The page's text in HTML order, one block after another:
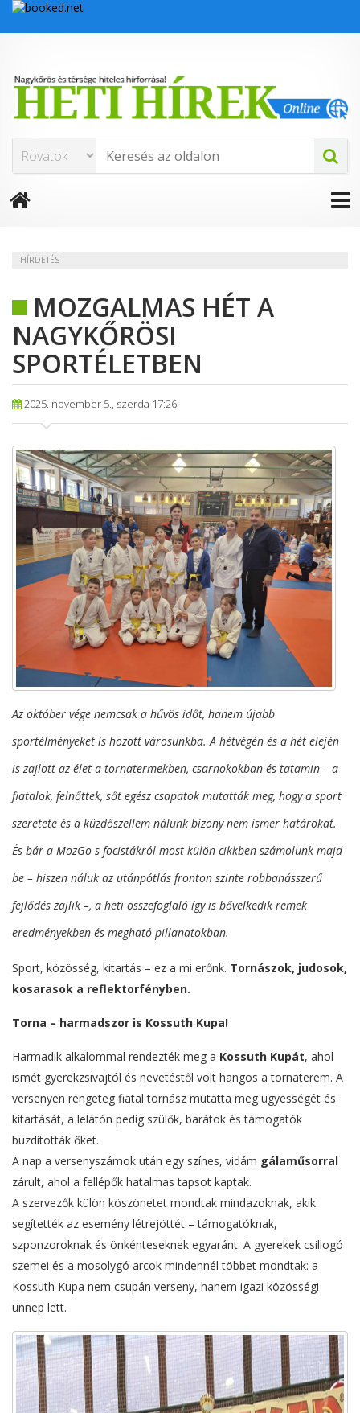
HÍRDETÉS
MOZGALMAS HÉT A
NAGYKŐRÖSI
SPORTÉLETBEN
2025. november 5., szerda 17:26
Az október vége nemcsak a hűvös időt, hanem újabb
sportélményeket is hozott városunkba. A hétvégén és a hét elején
is zajlott az élet a tornatermekben, csarnokokban és tatamin – a
fiatalok, felnőttek, sőt egész csapatok mutatták meg, hogy a sport
szeretete és a küzdőszellem nálunk bizony nem ismer határokat.
És bár a MozGo-s focistákról most külön cikkben számolunk majd
be – hiszen náluk az utánpótlás fronton szinte robbanásszerű
fejlődés zajlik –, a heti összefoglaló így is bővelkedik remek
eredményekben és megható pillanatokban.
Sport, közösség, kitartás – ez a mi erőnk. Tornászok, judosok,
kosarasok a reflektorfényben.
Torna – harmadszor is Kossuth Kupa!
Harmadik alkalommal rendezték meg a Kossuth Kupát, ahol
ismét gyerekzsivajtól és nevetéstől volt hangos a tornaterem. A
versenyen rengeteg fiatal tornász mutatta meg ügyességét és
kitartását, a lelátón pedig szülők, barátok és támogatók
buzdították őket.
A nap a versenyszámok után egy színes, vidám gálaműsorral
zárult, ahol a fellépők hatalmas tapsot kaptak.
A szervezők külön köszönetet mondtak mindazoknak, akik
segítették az esemény létrejöttét – támogatóknak,
szponzoroknak és önkénteseknek egyaránt. A gyerekek csillogó
szemei és a mosolygó arcok mindennél többet mondtak: a
Kossuth Kupa nem csupán verseny, hanem igazi közösségi
ünnep lett.